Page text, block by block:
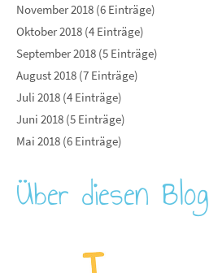
November 2018 (6 Einträge)
Oktober 2018 (4 Einträge)
September 2018 (5 Einträge)
August 2018 (7 Einträge)
Juli 2018 (4 Einträge)
Juni 2018 (5 Einträge)
Mai 2018 (6 Einträge)
Über diesen Blog